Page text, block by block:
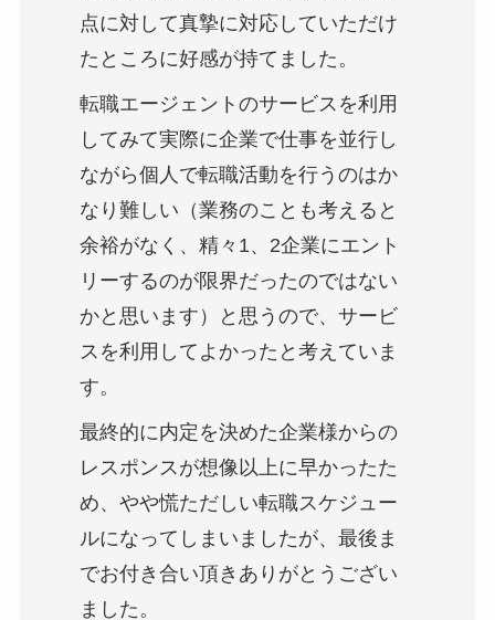
点に対して真摯に対応していただけ
たところに好感が持てました。
転職エージェントのサービスを利用
してみて実際に企業で仕事を並行し
ながら個人で転職活動を行うのはか
なり難しい（業務のことも考えると
余裕がなく、精々1、2企業にエント
リーするのが限界だったのではない
かと思います）と思うので、サービ
スを利用してよかったと考えていま
す。
最終的に内定を決めた企業様からの
レスポンスが想像以上に早かったた
め、やや慌ただしい転職スケジュー
ルになってしまいましたが、最後ま
でお付き合い頂きありがとうござい
ました。